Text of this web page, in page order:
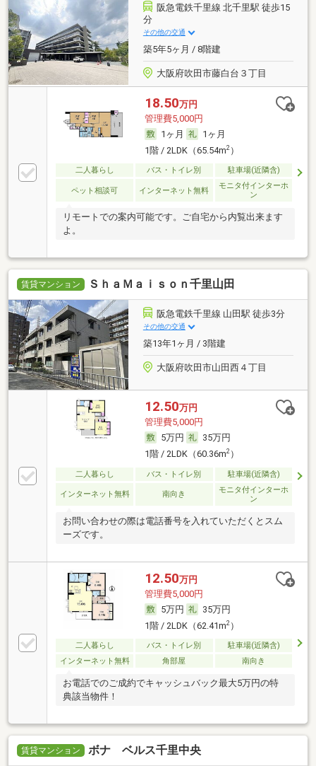
阪急電鉄千里線 北千里駅 徒歩15
分
その他の交通
築5年5ヶ月 / 8階建
大阪府吹田市藤白台３丁目
18.50万円
管理費5,000円
1ヶ月
1ヶ月
1階 / 2LDK（65.54m2）
二人暮らし バス・トイレ別 駐車場(近隣含)
ペット相談可 インターネット無料
モニタ付インターホ
ン
リモートでの案内可能です。ご自宅から内覧出来ます
よ。
賃貸マンション ＳｈａＭａｉｓｏｎ千里山田
阪急電鉄千里線 山田駅 徒歩3分
その他の交通
築13年1ヶ月 / 3階建
大阪府吹田市山田西４丁目
12.50万円
管理費5,000円
5万円
35万円
1階 / 2LDK（60.36m2）
二人暮らし バス・トイレ別 駐車場(近隣含)
インターネット無料 南向き
モニタ付インターホ
ン
お問い合わせの際は電話番号を入れていただくとスム
ーズです。
12.50万円
管理費5,000円
5万円
35万円
1階 / 2LDK（62.41m2）
二人暮らし バス・トイレ別
駐車場(近隣含)
インターネット無料
角部屋 南向き
お電話でのご成約でキャッシュバック最大5万円の特
典該当物件！
賃貸マンション ボナ ベルス千里中央